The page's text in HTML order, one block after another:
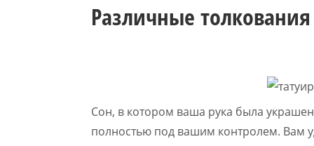
Различные толкования
Сон, в котором ваша рука была
полностью под вашим контролем. Вам